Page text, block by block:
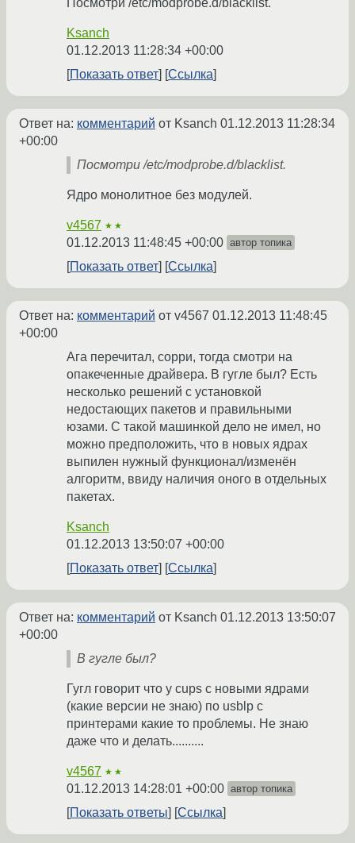
Посмотри /etc/modprobe.d/blacklist.
Ksanch
01.12.2013 11:28:34 +00:00
Показать ответ
Ссылка
Ответ на: комментарий от Ksanch 01.12.2013 11:28:34
+00:00
Посмотри /etc/modprobe.d/blacklist.
Ядро монолитное без модулей.
v4567 ★★
01.12.2013 11:48:45 +00:00 автор топика
Показать ответ Ссылка
Ответ на: комментарий от v4567 01.12.2013 11:48:45
+00:00
Ага перечитал, сорри, тогда смотри на
опакеченные драйвера. В гугле был? Есть
несколько решений с установкой
недостающих пакетов и правильными
юзами. С такой машинкой дело не имел, но
можно предположить, что в новых ядрах
выпилен нужный функционал/изменён
алгоритм, ввиду наличия оного в отдельных
пакетах.
Ksanch
01.12.2013 13:50:07 +00:00
Показать ответ
Ссылка
Ответ на: комментарий от Ksanch 01.12.2013 13:50:07
+00:00
В гугле был?
Гугл говорит что у cups с новыми ядрами
(какие версии не знаю) по usblp с
принтерами какие то проблемы. Не знаю
даже что и делать..........
v4567 ★★
01.12.2013 14:28:01 +00:00 автор топика
Показать ответы Ссылка